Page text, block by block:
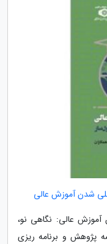
شدن آموزش عالی
آموزش عالی: نگاهی نو،
پژوهش و برنامه ریزی